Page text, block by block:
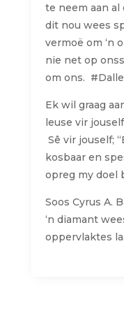
te neem aan al
dit nou wees
vermoë om ‘n
nie net op
om ons.
Ek wil graag
leuse vir jouself
Sê vir jouself;
kosbaaren
opreg my doel
Soos Cyrus A.
‘n diamant
oppervlaktes